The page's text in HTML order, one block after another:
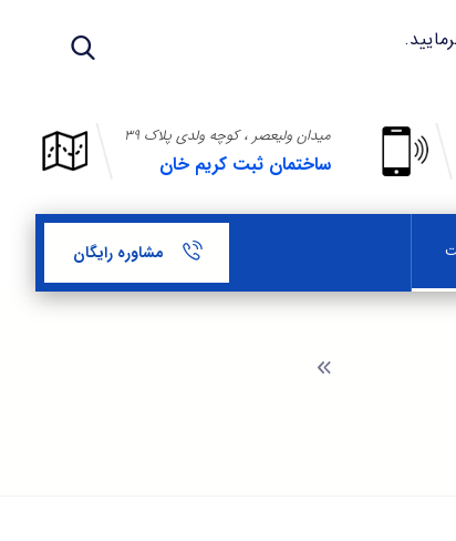
میدان ولیعصر ، کوچه ولدی پلاک ۳۹
ساختمان ثبت کریم خان
مشاوره رایگان